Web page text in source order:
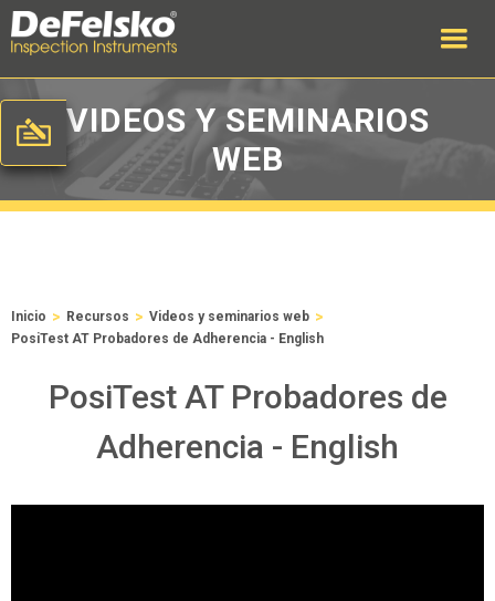
VIDEOS Y SEMINARIOS
WEB
Inicio > Recursos > Videos y seminarios web >
PosiTest AT Probadores de Adherencia - English
PosiTest AT Probadores de
Adherencia - English